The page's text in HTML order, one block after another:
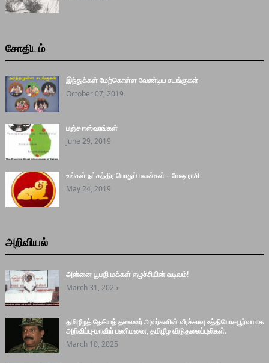
சோதிடம்
இந்துக்கள் மேற்கொள்ள வேண்டிய சடங்குகள்
October 07, 2019
பஞ்ச ஈஸ்வரங்கள்
June 29, 2019
உங்கள் நட்சத்திர பொதுப் பலன்கள் – மேஷ ராசி
May 24, 2019
அறிவியல்
அன்னை பூபதி மக்கள் எழுச்சியின் வடிவம்!
March 31, 2025
தமிழீழத் தேசியத் தலைவர் அவர்களின் வீரச்சாவு உத்தியோகபூர்வமாக
அறிவிப்பு-மாவீரர் பணிமனை, தமிழீழ விடுதலைப்புலிகள்.
March 10, 2025